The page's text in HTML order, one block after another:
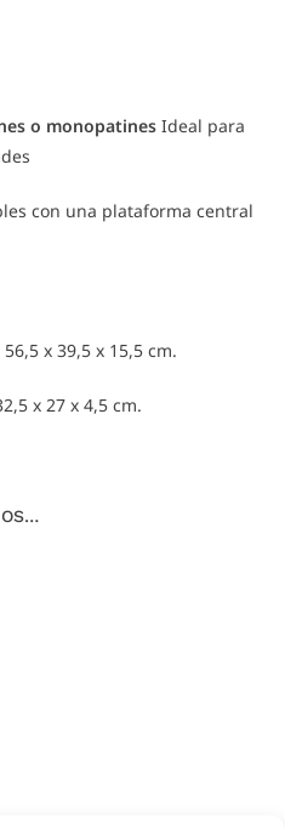
o monopatines Ideal para
con una plataforma central
56,5 x 39,5 x 15,5 cm.
x 27 x 4,5 cm.